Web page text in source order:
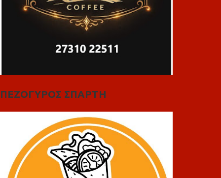
ΠΕΖΟΓΥΡΟΣ ΣΠΑΡΤΗ